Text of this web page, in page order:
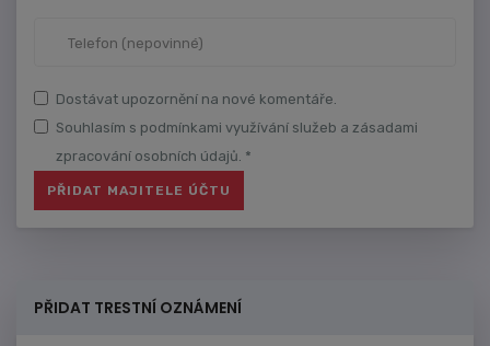
Dostávat upozornění na nové komentáře.
Souhlasím s podmínkami využívání služeb a zásadami
zpracování osobních údajů. *
PŘIDAT TRESTNÍ OZNÁMENÍ